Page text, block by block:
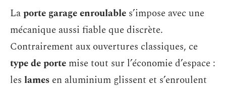
Laporte garage enroulable s’impose avec une
mécanique aussi fiable que discrète.
Contrairement aux ouvertures classiques, ce
type de porte mise tout sur l’économie d’espace :
les lames en aluminium glissent et s’enroulent